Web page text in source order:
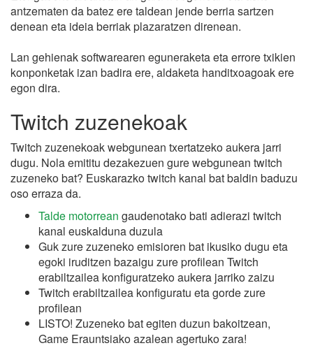
antzematen da batez ere taldean jende berria sartzen
denean eta ideia berriak plazaratzen direnean.
Lan gehienak softwarearen eguneraketa eta errore txikien
konponketak izan badira ere, aldaketa handitxoagoak ere
egon dira.
Twitch zuzenekoak
Twitch zuzenekoak webgunean txertatzeko aukera jarri
dugu. Nola emititu dezakezuen gure webgunean twitch
zuzeneko bat? Euskarazko twitch kanal bat baldin baduzu
oso erraza da.
Talde motorrean gaudenotako bati adierazi twitch
kanal euskalduna duzula
Guk zure zuzeneko emisioren bat ikusiko dugu eta
egoki iruditzen bazaigu zure profilean Twitch
erabiltzailea konfiguratzeko aukera jarriko zaizu
Twitch erabiltzailea konfiguratu eta gorde zure
profilean
LISTO! Zuzeneko bat egiten duzun bakoitzean,
Game Erauntsiako azalean agertuko zara!